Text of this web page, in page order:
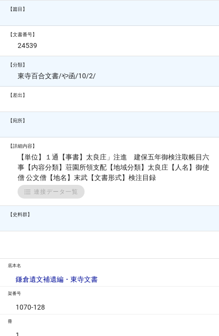
【篇目】
【文書番号】
24539
【分類】
東寺百合文書/や函/10/2/
【差出】
【宛所】
【詳細内容】
【単位】１通【事書】太良庄」注進 建保五年御検注取帳目六
事【内容分類】荘園所領支配【地域分類】太良庄【人名】御使
僧 公文僧【地名】末武【文書形式】検注目録
連接データ一覧
【史料群】
底本名
鎌倉遺文補遺編・東寺文書
架番号
1070-128
冊